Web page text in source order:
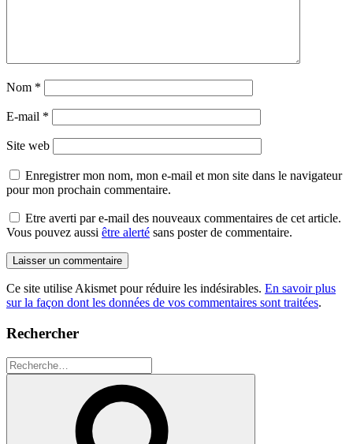
Nom *
E-mail *
Site web
Enregistrer mon nom, mon e-mail et mon site dans le navigateur
pour mon prochain commentaire.
Etre averti par e-mail des nouveaux commentaires de cet article.
Vous pouvez aussi être alerté sans poster de commentaire.
Ce site utilise Akismet pour réduire les indésirables. En savoir plus
sur la façon dont les données de vos commentaires sont traitées.
Rechercher
Recherche
pour